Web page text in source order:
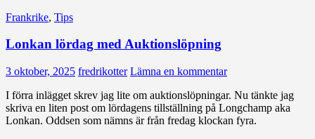
Frankrike, Tips
Lonkan lördag med Auktionslöpning
3 oktober, 2025 fredrikotter Lämna en kommentar
I förra inlägget skrev jag lite om auktionslöpningar. Nu tänkte jag
skriva en liten post om lördagens tillställning på Longchamp aka
Lonkan. Oddsen som nämns är från fredag klockan fyra.